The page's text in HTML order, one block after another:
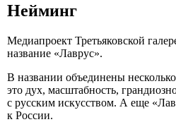
Нейминг
Медиапроект Третьяковской
название «Лаврус».
В названии объединены
это дух, масштабность,
с русским искусством. А еще
к России.